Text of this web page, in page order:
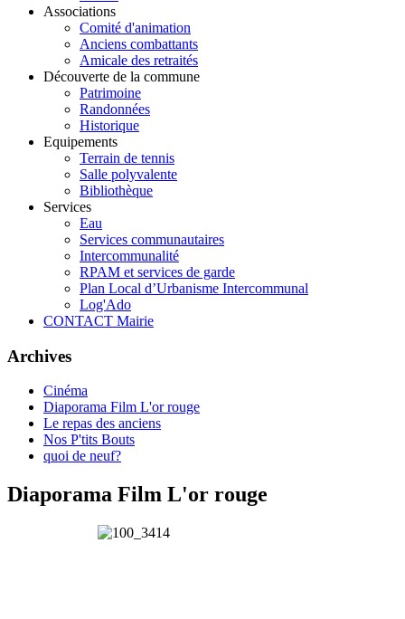
Associations
Comité d'animation
Anciens combattants
Amicale des retraités
Découverte de la commune
Patrimoine
Randonnées
Historique
Equipements
Terrain de tennis
Salle polyvalente
Bibliothèque
Services
Eau
Services communautaires
Intercommunalité
RPAM et services de garde
Plan Local d’Urbanisme Intercommunal
Log'Ado
CONTACT Mairie
Archives
Cinéma
Diaporama Film L'or rouge
Le repas des anciens
Nos P'tits Bouts
quoi de neuf?
Diaporama Film L'or rouge